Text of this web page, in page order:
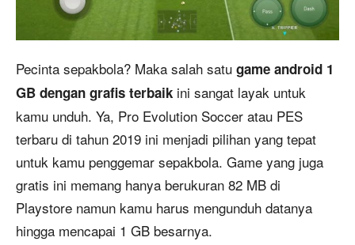
Pecinta sepakbola? Maka salah satu game android 1
GB dengan grafis terbaik ini sangat layak untuk
kamu unduh. Ya, Pro Evolution Soccer atau PES
terbaru di tahun 2019 ini menjadi pilihan yang tepat
untuk kamu penggemar sepakbola. Game yang juga
gratis ini memang hanya berukuran 82 MB di
Playstore namun kamu harus mengunduh datanya
hingga mencapai 1 GB besarnya.